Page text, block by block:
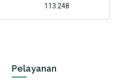
113.248
Pelayanan